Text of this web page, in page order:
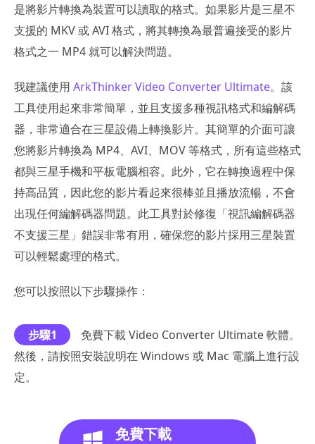
是將影片轉換為裝置可以讀取的格式。如果影片是三星不
支援的 MKV 或 AVI 格式，將其轉換為最普遍接受的影片
格式之一 MP4 就可以解決問題。
我建議使用 ArkThinker Video Converter Ultimate。該
工具使用起來非常簡單，並且支援多種視訊格式和編解碼
器，非常適合在三星設備上轉換影片。其簡單的介面可讓
您將影片轉換為 MP4、AVI、MOV 等格式，所有這些格式
都與三星手機和平板電腦相容。此外，它在轉換過程中保
持高品質，因此您的影片看起來很棒並且播放流暢，不會
出現任何編解碼器問題。此工具對於修復「視訊編解碼器
不支援三星」錯誤非常有用，確保您的影片採用三星裝置
可以輕鬆處理的格式。
您可以按照以下步驟操作：
步驟1
免費下載 Video Converter Ultimate 軟體。
然後，請按照安裝說明在 Windows 或 Mac 電腦上進行設
定。
免費下載